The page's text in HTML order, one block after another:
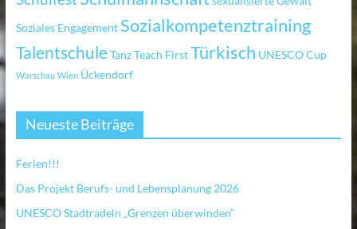
Soziales Engagement Sozialkompetenztraining
TalentschuleTanzTeach FirstTürkisch UNESCO Cup
Warschau Wien Ückendorf
Neueste Beiträge
Ferien!!!
Das Projekt Berufs- und Lebensplanung 2026
UNESCO Stadtradeln „Grenzen überwinden“